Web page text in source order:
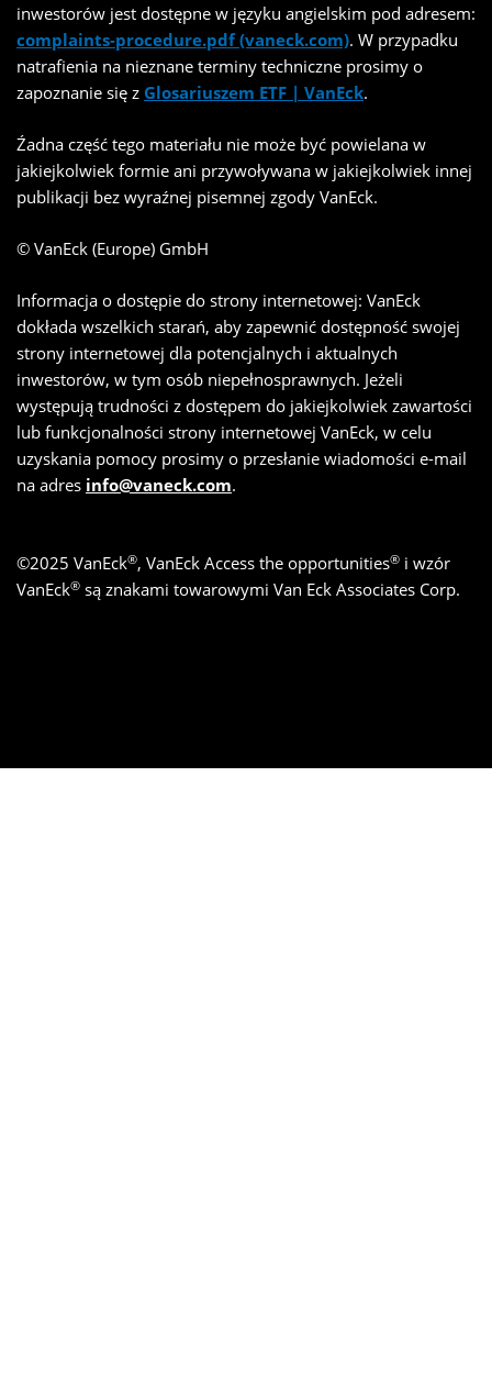
inwestorów jest dostępne w języku angielskim pod adresem:
complaints-procedure.pdf (vaneck.com). W przypadku
natrafienia na nieznane terminy techniczne prosimy o
zapoznanie się z Glosariuszem ETF | VanEck.
Źadna część tego materiału nie może być powielana w
jakiejkolwiek formie ani przywoływana w jakiejkolwiek innej
publikacji bez wyraźnej pisemnej zgody VanEck.
© VanEck (Europe) GmbH
Informacja o dostępie do strony internetowej: VanEck
dokłada wszelkich starań, aby zapewnić dostępność swojej
strony internetowej dla potencjalnych i aktualnych
inwestorów, w tym osób niepełnosprawnych. Jeżeli
występują trudności z dostępem do jakiejkolwiek zawartości
lub funkcjonalności strony internetowej VanEck, w celu
uzyskania pomocy prosimy o przesłanie wiadomości e-mail
na adres info@vaneck.com.
©2025 VanEck®, VanEck Access the opportunities® i wzór
VanEck® są znakami towarowymi Van Eck Associates Corp.